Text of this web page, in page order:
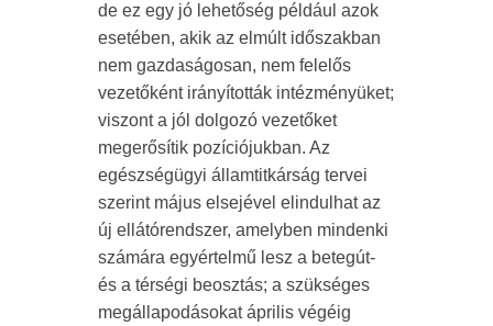
de ez egy jó lehetőség például azok
esetében, akik az elmúlt időszakban
nem gazdaságosan, nem felelős
vezetőként irányították intézményüket;
viszont a jól dolgozó vezetőket
megerősítik pozíciójukban. Az
egészségügyi államtitkárság tervei
szerint május elsejével elindulhat az
új ellátórendszer, amelyben mindenki
számára egyértelmű lesz a betegút-
és a térségi beosztás; a szükséges
megállapodásokat április végéig